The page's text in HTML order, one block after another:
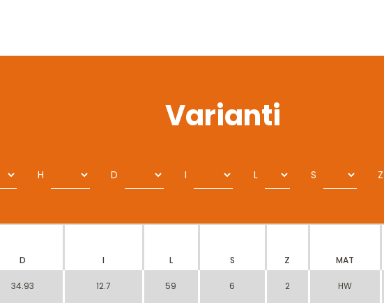
Varianti
H D I L S Z
D I L S Z MAT
34.93 12.7 59 6 2 HW